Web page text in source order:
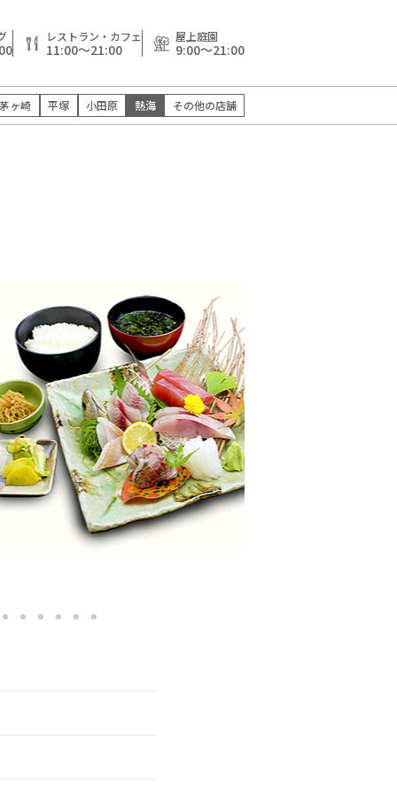
レストラン・カフェ
11:00～21:00
屋上庭園
9:00～21:00
茅ヶ崎 平塚 小田原 熱海 その他の店舗